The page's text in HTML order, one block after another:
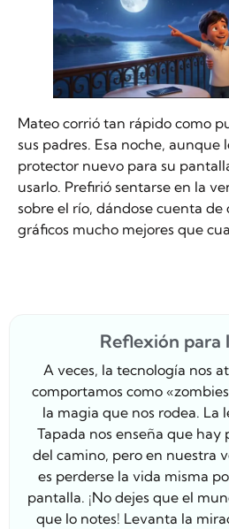
Mateo corrió tan rápido como
sus padres. Esa noche, aunque
protector nuevo para su
usarlo. Prefirió sentarse en la
sobre el río, dándose cuenta
gráficos mucho mejores que
Reflexión para
A veces, la tecnología nos
comportamos como
la magia que nos rodea. La
Tapada nos enseña que hay
del camino, pero en nuestra
es perderse la vida misma
pantalla. ¡No dejes que el
que lo notes! Levanta la